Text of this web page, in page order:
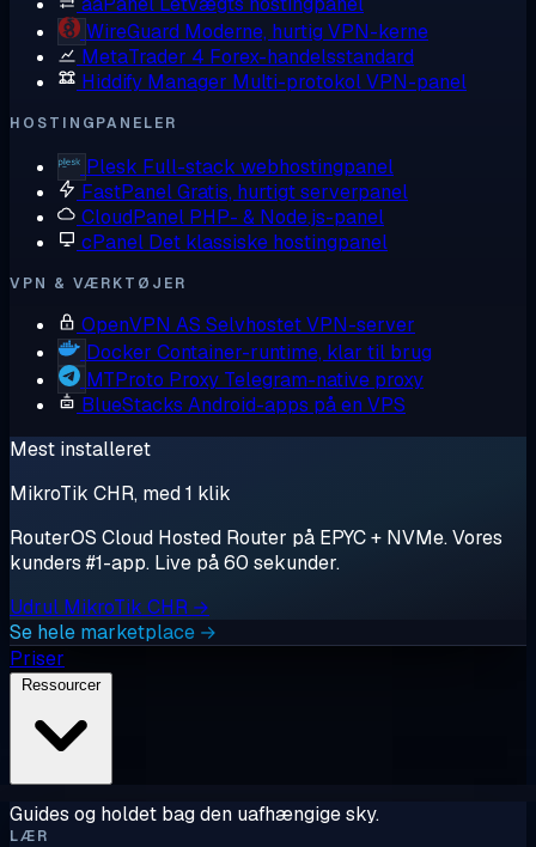
WireGuard Moderne, hurtig VPN-kerne
MetaTrader 4 Forex-handelsstandard
Hiddify Manager Multi-protokol VPN-panel
HOSTINGPANELER
Plesk Full-stack webhostingpanel
FastPanelGratis, hurtigt serverpanel
CloudPanel PHP- & Node.js-panel
cPanel Det klassiske hostingpanel
VPN & VÆRKTØJER
OpenVPN AS Selvhostet VPN-server
Docker Container-runtime, klar til brug
MTProto Proxy Telegram-native proxy
BlueStacks Android-apps på en VPS
Mest installeret
MikroTik CHR, med 1 klik
RouterOS Cloud Hosted Router på EPYC + NVMe. Vores
kunders #1-app. Live på 60 sekunder.
Udrul MikroTik CHR →
Se hele marketplace →
Priser
Ressourcer
Guides og holdet bag den uafhængige sky.
LÆR